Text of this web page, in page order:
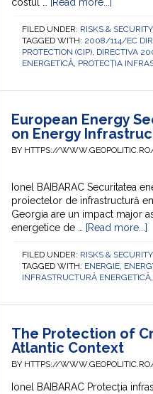
FILED UNDER: RISKS & SECURITY
TAGGED WITH: 2008/114/EC
PROTECTION (CIP), DIRECTIVA
ENERGETICĂ, PROTECȚIA
European Energy
on Energy
BY HTTPS://
Ionel BAIBARAC Securitatea
proiectelor de infrastructură
Georgia are un impact major
energetice de …
[Read more...]
FILED UNDER: RISKS & SECURITY
TAGGED WITH: ENERGIE,
INFRASTRUCTURĂ ENERGETICĂ,
The Protection of
Atlantic Context
BY HTTPS://
Ionel BAIBARAC Protecția